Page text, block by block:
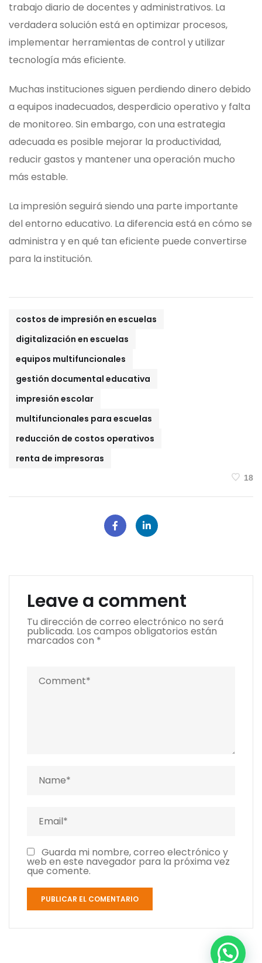
trabajo diario de docentes y administrativos. La
verdadera solución está en optimizar procesos,
implementar herramientas de control y utilizar
tecnología más eficiente.
Muchas instituciones siguen perdiendo dinero debido
a equipos inadecuados, desperdicio operativo y falta
de monitoreo. Sin embargo, con una estrategia
adecuada es posible mejorar la productividad,
reducir gastos y mantener una operación mucho
más estable.
La impresión seguirá siendo una parte importante
del entorno educativo. La diferencia está en cómo se
administra y en qué tan eficiente puede convertirse
para la institución.
costos de impresión en escuelas
digitalización en escuelas
equipos multifuncionales
gestión documental educativa
impresión escolar
multifuncionales para escuelas
reducción de costos operativos
renta de impresoras
18
Leave a comment
Tu dirección de correo electrónico no será
publicada. Los campos obligatorios están
marcados con *
Guarda mi nombre, correo electrónico y
web en este navegador para la próxima vez
que comente.